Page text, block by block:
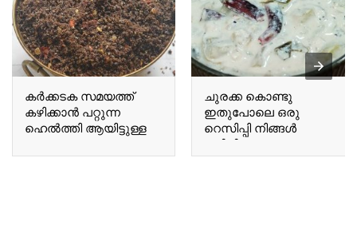
കർക്കടക സമയത്ത്
കഴിക്കാൻ പറ്റുന്ന
ഹെൽത്തി ആയിട്ടുള്ള
suitable for
ചുരക്ക കൊണ്ടു
ഇതുപോലെ ഒരു
റെസിപ്പി നിങ്ങൾ
ever tried a recipe like